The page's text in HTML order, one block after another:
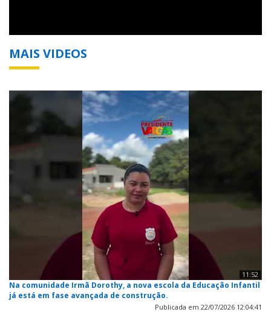
MAIS VIDEOS
11:52
Na comunidade Irmã Dorothy, a nova escola da Educação Infantil
já está em fase avançada de construção.
Publicada em 22/07/2026 12:04:41